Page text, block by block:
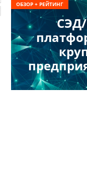
СЭД/
ОБЗОР + РЕЙТИНГ